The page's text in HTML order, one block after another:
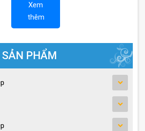
Xem
thêm
PHẨM